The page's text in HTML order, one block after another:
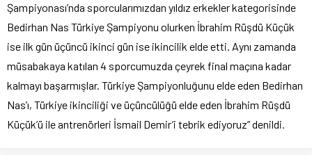
Şampiyonası’nda sporcularımızdan yıldız erkekler kategorisinde
Bedirhan Nas Türkiye Şampiyonu olurken İbrahim Rüşdü Küçük
ise ilk gün üçüncü ikinci gün ise ikincilik elde etti. Aynı zamanda
müsabakaya katılan 4 sporcumuzda çeyrek final maçına kadar
kalmayı başarmışlar. Türkiye Şampiyonluğunu elde eden Bedirhan
Nas’ı, Türkiye ikinciliği ve üçüncülüğü elde eden İbrahim Rüşdü
Küçük’ü ile antrenörleri İsmail Demir’i tebrik ediyoruz” denildi.